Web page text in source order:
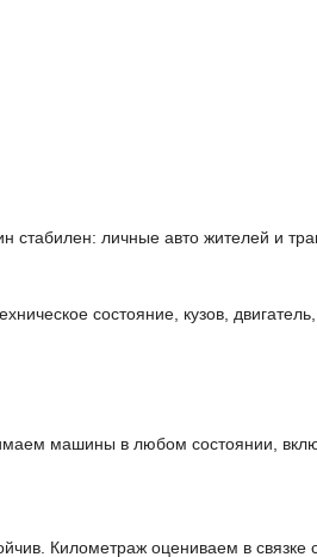
личные авто жителей и
состояние, кузов,
машины в любом состоянии,
Километраж оцениваем в связке